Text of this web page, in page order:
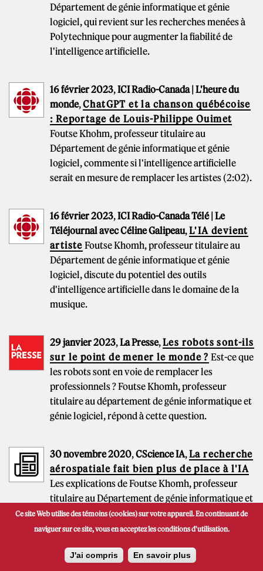
Département de génie informatique et génie
logiciel, qui revient sur les recherches menées à
Polytechnique pour augmenter la fiabilité de
l'intelligence artificielle.
16 février 2023,ICI Radio-Canada | L'heure du
monde,ChatGPT et la chanson québécoise
: Reportage de Louis-Philippe Ouimet
Foutse Khohm, professeur titulaire au
Département de génie informatique et génie
logiciel, commente si l'intelligence artificielle
serait en mesure de remplacer les artistes (2:02).
16 février 2023,ICI Radio-Canada Télé | Le
Téléjournal avec Céline Galipeau,L'IA devient
artiste Foutse Khomh, professeur titulaire au
Département de génie informatique et génie
logiciel, discute du potentiel des outils
d'intelligence artificielle dans le domaine de la
musique.
29 janvier 2023,La Presse,Les robots sont-ils
sur le point de mener le monde ? Est-ce que
les robots sont en voie de remplacer les
professionnels ? Foutse Khomh, professeur
titulaire au département de génie informatique et
génie logiciel, répond à cette question.
30 novembre 2020,CScience IA,La recherche
aérospatiale fait bien plus de place à l'IA
Les explications de Foutse Khomh, professeur
titulaire au Département de génie informatique et
génie logiciel de Polytechnique Montréal et
chercheur du projet DEEL (DEpendable
Ce site Web utilise des témoins (cookies) sur votre appareil. En continuant de
naviguer sur ce site, vous en acceptez les conditions d'utilisation.
J'ai compris En savoir plus